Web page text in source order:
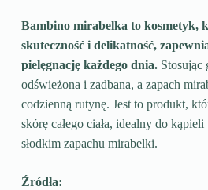
Bambino mirabelka to kosmetyk,
skuteczność i delikatność,
pielęgnację każdego dnia.Stosując
odświeżona i zadbana, a zapach
codzienną rutynę. Jest to produkt,
skórę całego ciała, idealny do
słodkim zapachu mirabelki.
Źródła: